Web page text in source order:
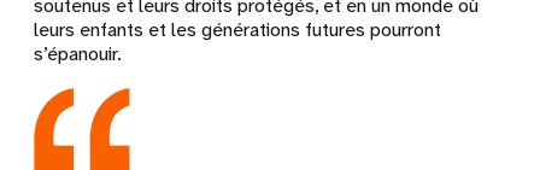
leurs enfants et les générations futures pourront
s’épanouir.